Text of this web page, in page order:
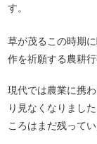
す。
草が茂るこの時期に
作を祈願する農耕行
現代では農業に携
り見なくなりまし
ころはまだ残ってい